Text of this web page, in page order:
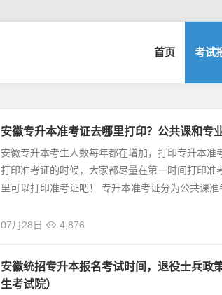
首页 考试
安徽专升本准考证去哪里打印？公共课和专
安徽专升本考生人数每年都在增加，打印专升本准
打印准考证的时候，大家都尽量在第一时间打印准
里可以打印准考证吧！ 专升本准考证分为公共课准
07月28日 4,876
安徽统招专升本报名考试时间，退役士兵政
生考试院）